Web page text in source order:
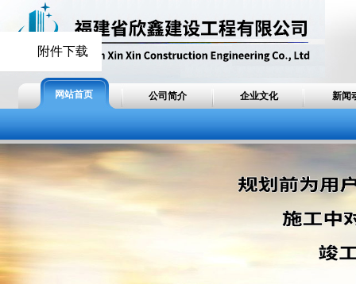
网站首页 公司简介 企业文化 新闻
附件下载